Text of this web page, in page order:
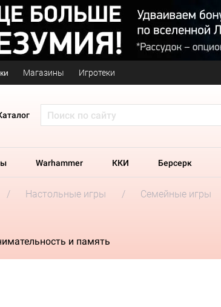
Магазины Игротеки
Warhammer ККИ Берсерк
Настольные игры Семейные игры
и память